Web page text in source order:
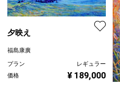
夕映え
福島康廣
プラン
レギュラー
価格
¥ 189,000